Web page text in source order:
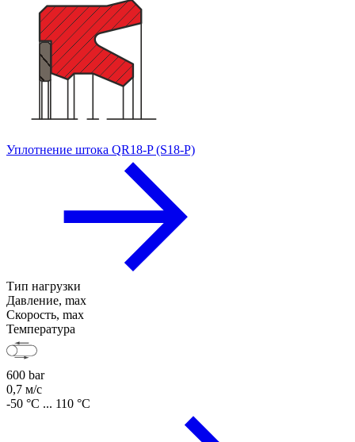
Уплотнение штока QR18-P (S18-P)
Тип нагрузки
Давление, max
Скорость, max
Температура
600 bar
0,7 м/с
-50 °C ... 110 °C